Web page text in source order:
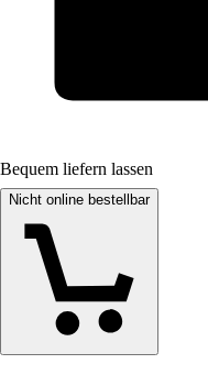
Bequem liefern lassen
Nicht online bestellbar